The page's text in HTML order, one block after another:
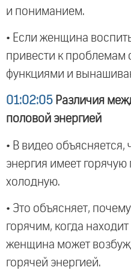
и пониманием.
• Если женщина
привести к проблемам
функциями и
01:02:05 Различия
половой энергией
• В видео объясняется,
энергия имеет
холодную.
• Это объясняет,
горячим, когда
женщина может
горячей энергией.